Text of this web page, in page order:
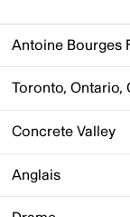
Antoine Bourges
Toronto, Ontario,
Concrete Valley
Anglais